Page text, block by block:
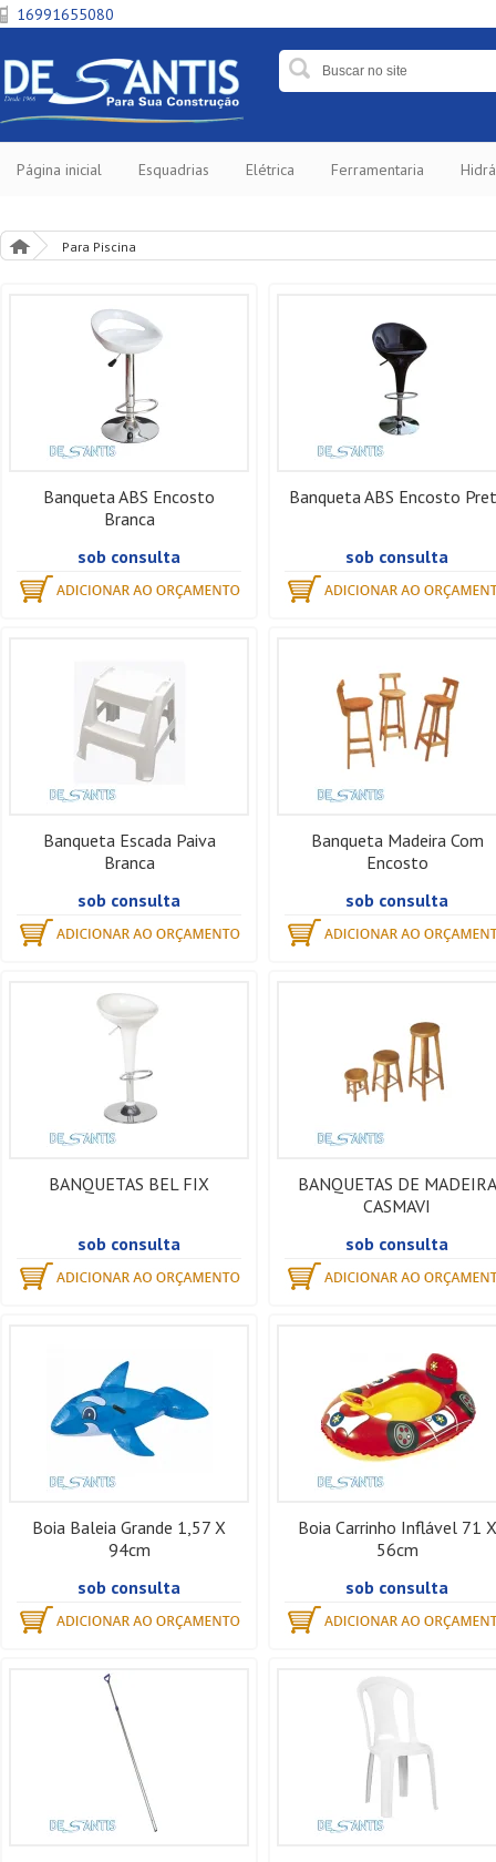
16991655080
Página inicial Esquadrias Elétrica Ferramentaria
Para Piscina
Banqueta ABS Encosto
Branca
sob consulta
Banqueta ABS Encosto
sob consulta
Banqueta Escada Paiva
Branca
sob consulta
Banqueta Madeira Com
Encosto
sob consulta
BANQUETAS BEL FIX
sob consulta
BANQUETAS DE MADEIRA
CASMAVI
sob consulta
Boia Baleia Grande 1,57 X
94cm
sob consulta
Boia Carrinho Inflável 71 X
56cm
sob consulta